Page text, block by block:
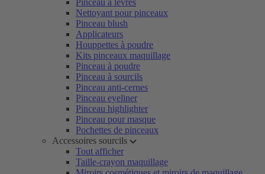
Pinceau à lèvres
Nettoyant pour pinceaux
Pinceau blush
Applicateurs
Houppettes à poudre
Kits pinceaux maquillage
Pinceau à poudre
Pinceau à sourcils
Pinceau anti-cernes
Pinceau eyeliner
Pinceau highlighter
Pinceau pour masque
Pochettes de pinceaux
Accessoires sourcils
Tout afficher
Taille-crayon maquillage